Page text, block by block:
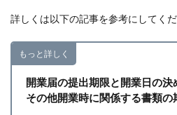
詳しくは以下の記事を参考にしてくだ
もっと詳しく
開業届の提出期限と開業日の決
その他開業時に関係する書類の